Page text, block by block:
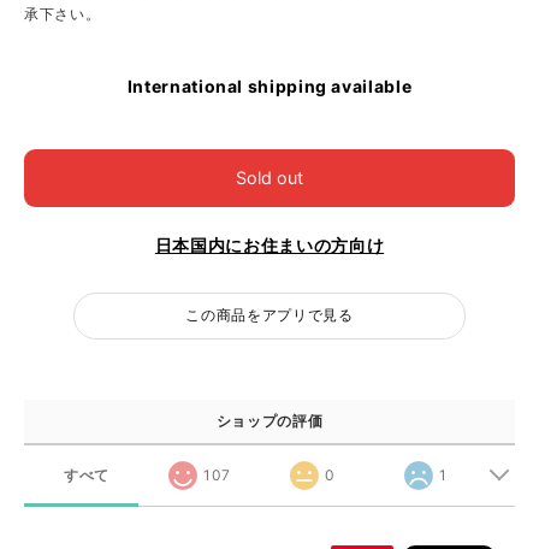
承下さい。
International shipping available
Sold out
日本国内にお住まいの方向け
この商品をアプリで見る
ショップの評価
すべて 107 0 1